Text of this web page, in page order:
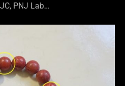
PNJ Lab…